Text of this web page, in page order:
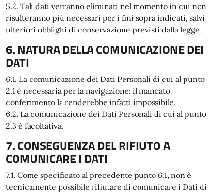
5.2. Tali dati verranno eliminati nel momento in cui non
risulteranno più necessari per i fini sopra indicati, salvi
ulteriori obblighi di conservazione previsti dalla legge.
6. NATURA DELLA COMUNICAZIONE DEI
DATI
6.1. La comunicazione dei Dati Personali di cui al punto
2.1 è necessaria per la navigazione: il mancato
conferimento la renderebbe infatti impossibile.
6.2. La comunicazione dei Dati Personali di cui al punto
2.3 è facoltativa.
7. CONSEGUENZA DEL RIFIUTO A
COMUNICARE I DATI
7.1. Come specificato al precedente punto 6.1, non è
tecnicamente possibile rifiutare di comunicare i Dati di